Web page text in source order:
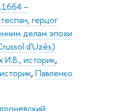
–
герцог
делам эпохи
d'Uzès)
И.В., историк,
,Павленко